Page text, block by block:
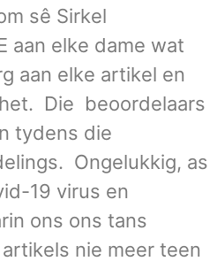
sê Sirkel
aan elke dame wat
aan elke artikel en
Die beoordelaars
tydens die
Ongelukkig, as
19 virus en
ons ons tans
nie meer teen